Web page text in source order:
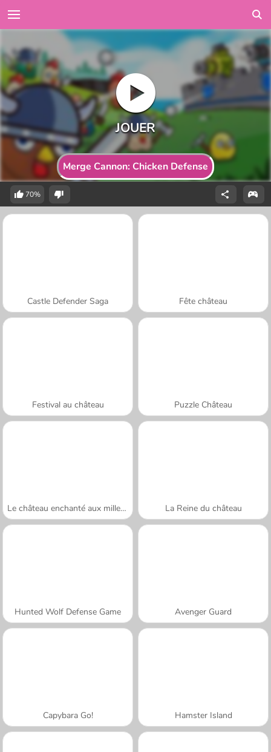
Merge Cannon: Chicken Defense
70%
Castle Defender Saga Fête château
Festival au château Puzzle Château
Le château enchanté aux mille couleurs La Reine du château
Hunted Wolf Defense Game Avenger Guard
Capybara Go! Hamster Island